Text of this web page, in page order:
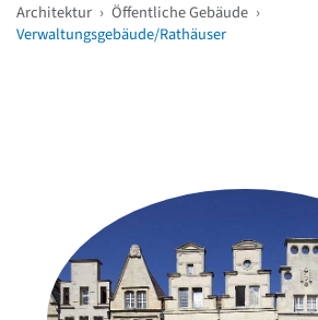
Architektur › Öffentliche Gebäude ›
Verwaltungsgebäude/Rathäuser